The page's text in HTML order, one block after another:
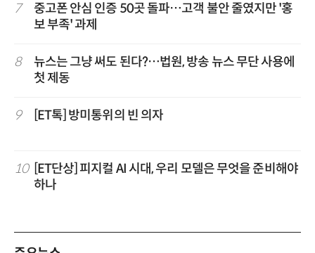
7
중고폰 안심 인증 50곳 돌파…고객 불안 줄였지만 '홍
보 부족' 과제
8
뉴스는 그냥 써도 된다?…법원, 방송 뉴스 무단 사용에
첫 제동
9 [ET톡] 방미통위의 빈 의자
10
[ET단상] 피지컬 AI 시대, 우리 모델은 무엇을 준비해야
하나